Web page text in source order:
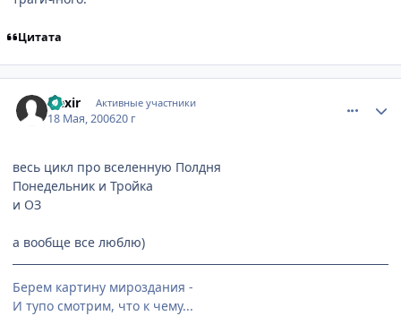
Цитата
Nexir Активные участники
18 Мая, 200620 г
весь цикл про вселенную Полдня
Понедельник и Тройка
и ОЗ
а вообще все люблю)
Берем картину мироздания -
И тупо смотрим, что к чему...